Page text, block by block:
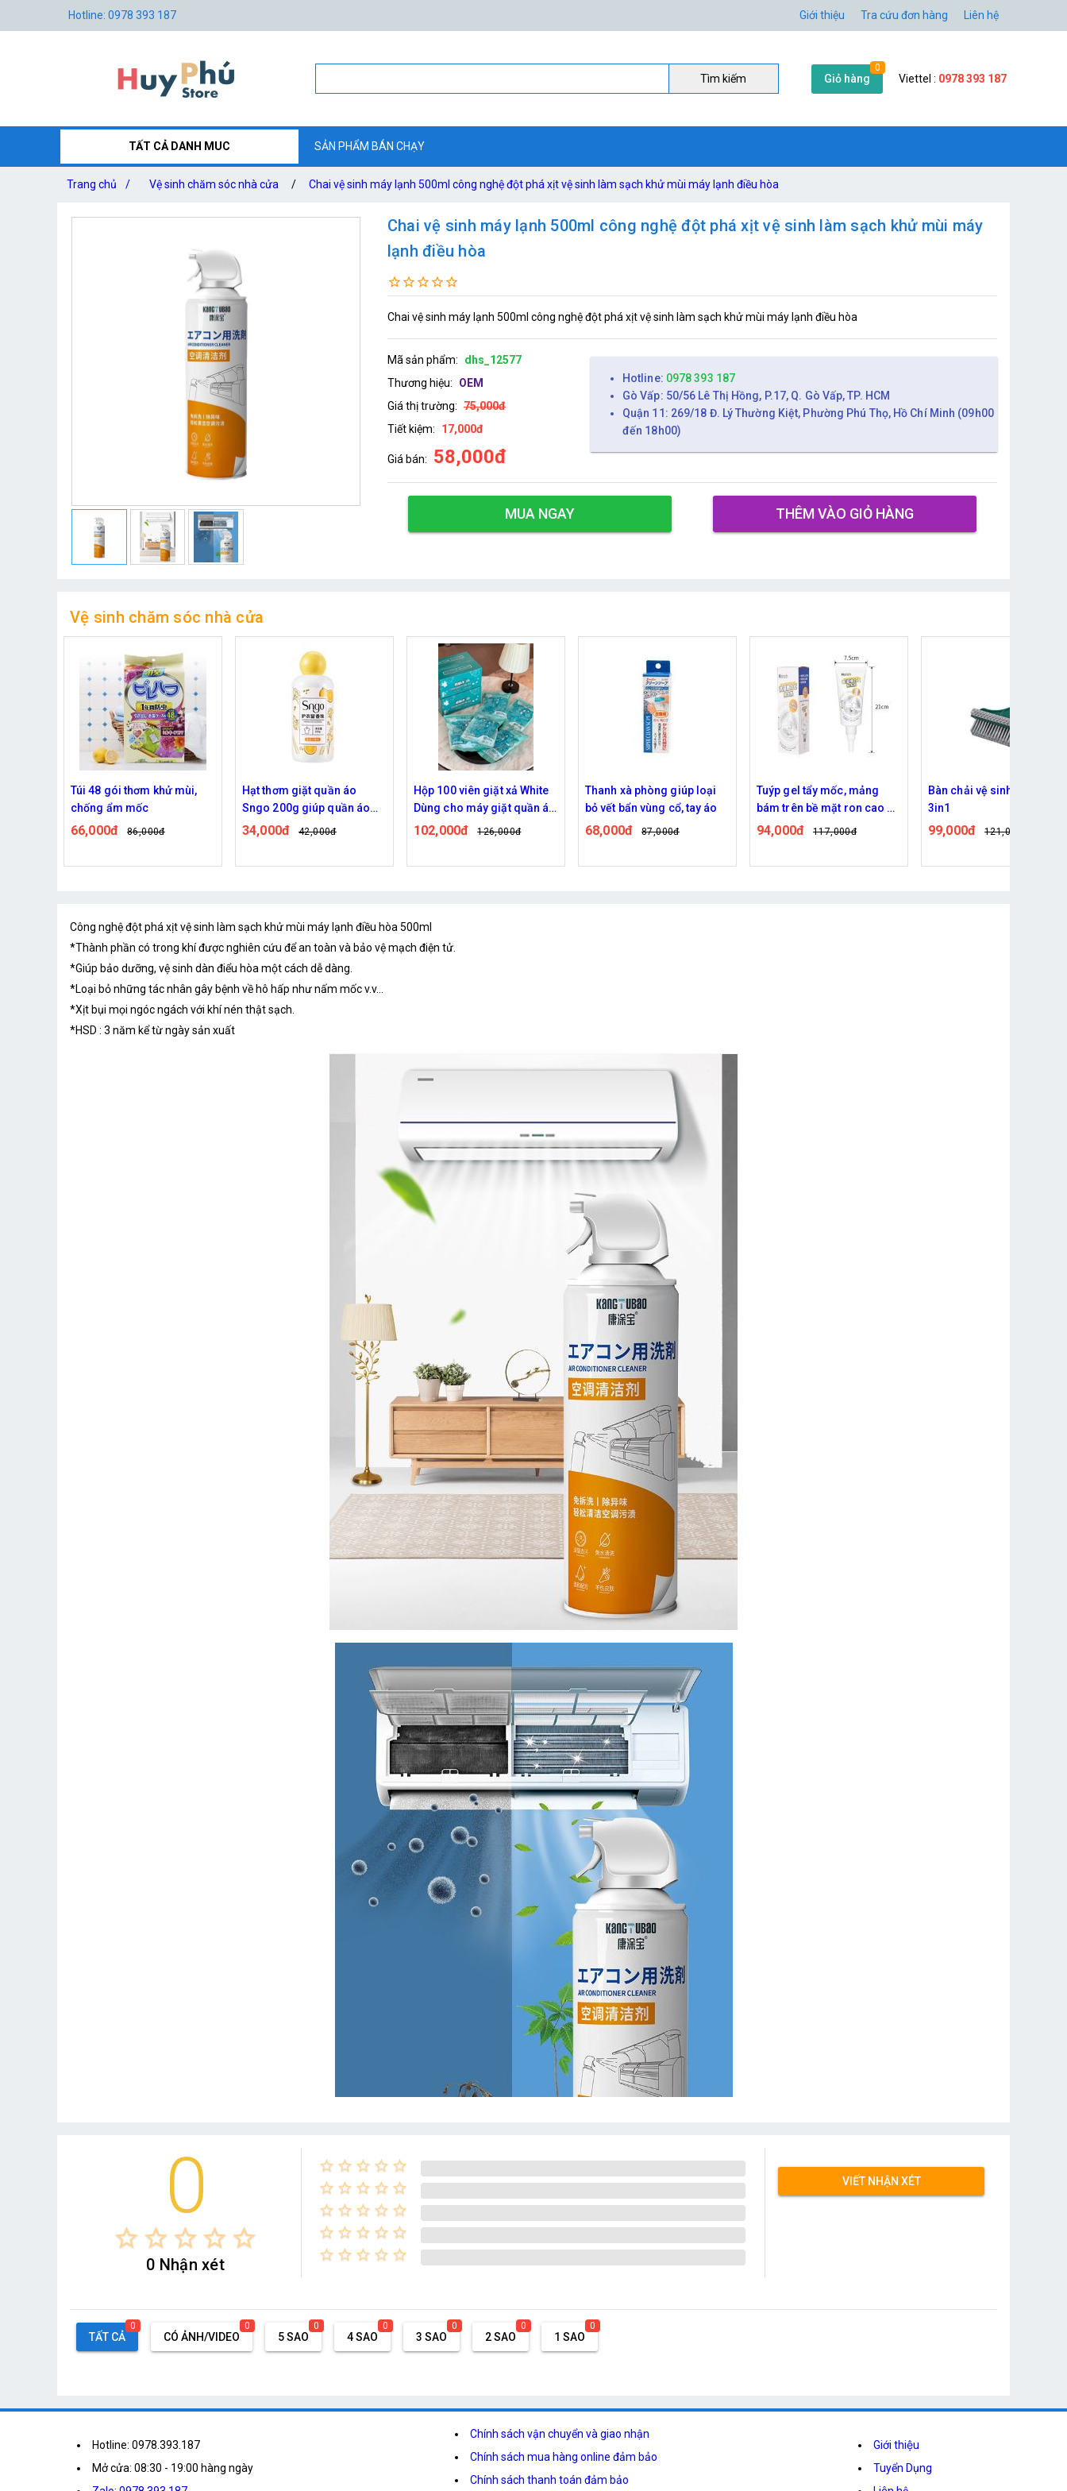
Hotline: 0978 393 187 Giới thiệu Tra cứu đơn hàng Liên hệ
Tìm kiếm Giỏ hàng
0
Viettel : 0978 393 187
TẤT CẢ DANH MUC SẢN PHẨM BÁN CHẠY
Trang chủ / Vệ sinh chăm sóc nhà cửa / Chai vệ sinh máy lạnh 500ml công nghệ đột phá xịt vệ sinh làm sạch khử mùi máy lạnh điều hòa
Chai vệ sinh máy lạnh 500ml công nghệ đột phá xịt vệ sinh làm sạch khử mùi máy
lạnh điều hòa
Chai vệ sinh máy lạnh 500ml công nghệ đột phá xịt vệ sinh làm sạch khử mùi máy lạnh điều hòa
Mã sản phẩm:
dhs_12577
Thương hiệu:
OEM
Giá thị trường: 75,000đ
Tiết kiệm:
17,000đ
Giá bán: 58,000đ
Hotline: 0978 393 187
Gò Vấp: 50/56 Lê Thị Hồng, P.17, Q. Gò Vấp, TP. HCM
Quận 11: 269/18 Đ. Lý Thường Kiệt, Phường Phú Thọ, Hồ Chí Minh (09h00
đến 18h00)
MUA NGAY THÊM VÀO GIỎ HÀNG
Vệ sinh chăm sóc nhà cửa
Túi 48 gói thơm khử mùi,
chống ẩm mốc
66,000đ 86,000đ
Hạt thơm giặt quần áo
Sngo 200g giúp quần áo
lưu hương lâu hơn
34,000đ 42,000đ
Hộp 100 viên giặt xả White
Dùng cho máy giặt quần áo
tiện lợi
102,000đ 126,000đ
Thanh xà phòng giúp loại
bỏ vết bẩn vùng cổ, tay áo
68,000đ 87,000đ
Tuýp gel tẩy mốc, mảng
bám trên bề mặt ron cao su
non tủ lạnh, máy giặt đa
94,000đ 117,000đ
Bàn chải vệ sinh chà sàn
3in1
99,000đ 121,000đ
Công nghệ đột phá xịt vệ sinh làm sạch khử mùi máy lạnh điều hòa 500ml
*Thành phần có trong khí được nghiên cứu để an toàn và bảo vệ mạch điện tử.
*Giúp bảo dưỡng, vệ sinh dàn điểu hòa một cách dễ dàng.
*Loại bỏ những tác nhân gây bệnh về hô hấp như nấm mốc v.v...
*Xịt bụi mọi ngóc ngách với khí nén thật sạch.
*HSD : 3 năm kể từ ngày sản xuất
0
star_border star_border star_border star_border star_border
0 Nhận xét
star_border star_border star_border star_border star_border
star_border star_border star_border star_border star_border
star_border star_border star_border star_border star_border
star_border star_border star_border star_border star_border
star_border star_border star_border star_border star_border
VIẾT NHẬN XÉT
TẤT CẢ
0
CÓ ẢNH/VIDEO
0
5 SAO
0
4 SAO
0
3 SAO
0
2 SAO
0
1 SAO
0
Hotline: 0978.393.187
Mở cửa: 08:30 - 19:00 hàng ngày
Chính sách vận chuyển và giao nhận
Chính sách mua hàng online đảm bảo
Chính sách thanh toán đảm bảo
Giới thiệu
Tuyển Dụng